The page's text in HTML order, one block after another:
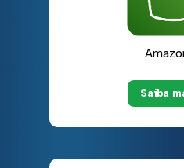
Saiba